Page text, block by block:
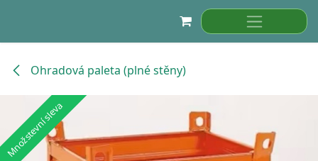
Ohradová paleta (plné stěny)
Množstevní sleva